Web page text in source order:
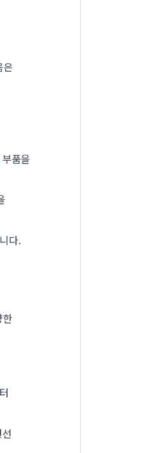
은
품을
다.
한